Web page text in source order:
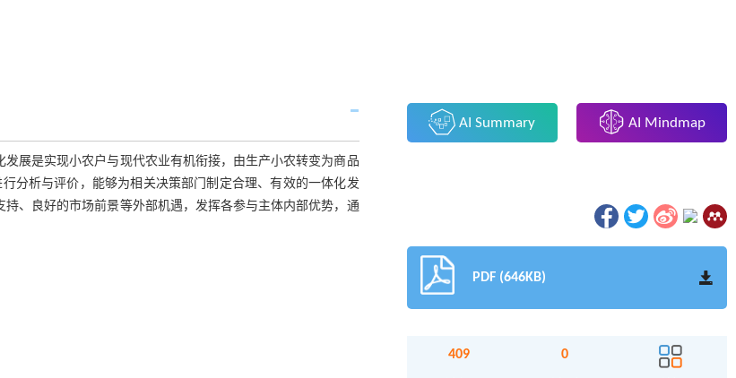
展是实现小农户与现代农业有机衔接，由生产小农转变为商品
分析与评价，能够为相关决策部门制定合理、有效的一体化发
、良好的市场前景等外部机遇，发挥各参与主体内部优势，通
AI Summary AI Mindmap
PDF (646KB)
409 0